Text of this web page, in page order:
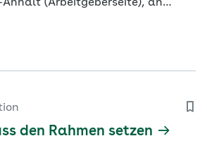
Anhalt (Arbeitgeberseite), an
den Rahmen setzen